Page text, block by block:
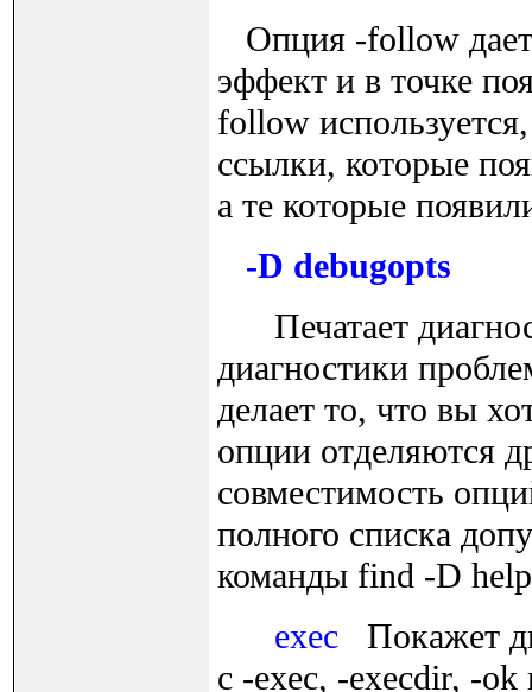
Опция -follow дает
эффект и в точке
follow
ссылки, которые
а те которые
-D debugopts
Печатает
диагностики
делает то, что вы
опции отделяются
совместимость
полного списка
команды find -D
exec Покажет
с -exec, -execdir, -